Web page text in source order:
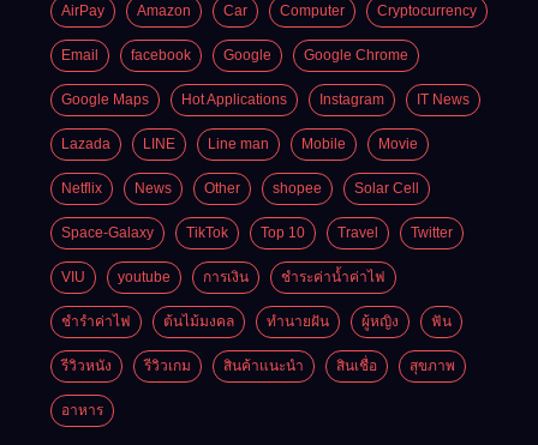
account
อัพเดต
ล่าสุด
บัญชีใหม่
ได้กี่ครั้ง?
กี่บัญชี ?
AirPay Amazon Car Computer Cryptocurrency
Email facebook Google Google Chrome
Google Maps Hot Applications Instagram IT News
Lazada LINE Line man Mobile Movie
Netflix News Other shopee Solar Cell
Space-Galaxy TikTok Top 10 Travel Twitter
VIU youtube การเงิน ชำระค่าน้ำค่าไฟ
ชำรำค่าไฟ ต้นไม้มงคล ทำนายฝัน ผู้หญิง ฟัน
รีวิวหนัง รีวิวเกม สินค้าแนะนำ สินเชื่อ สุขภาพ
อาหาร